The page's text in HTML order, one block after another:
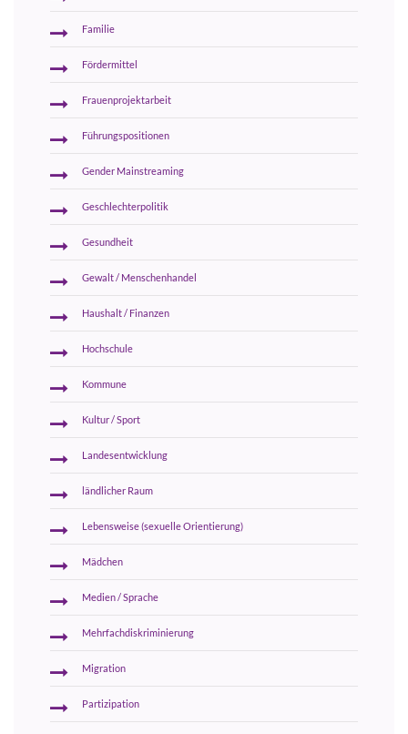
Familie
Fördermittel
Frauenprojektarbeit
Führungspositionen
Gender Mainstreaming
Geschlechterpolitik
Gesundheit
Gewalt / Menschenhandel
Haushalt / Finanzen
Hochschule
Kommune
Kultur / Sport
Landesentwicklung
ländlicher Raum
Lebensweise (sexuelle Orientierung)
Mädchen
Medien / Sprache
Mehrfachdiskriminierung
Migration
Partizipation